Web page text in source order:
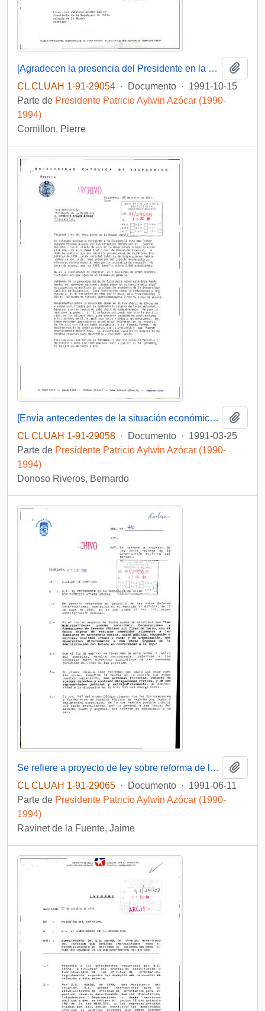
[Agradecen la presencia del Presidente en la Ceremonia Inaugural de la 86a. Conferencia Interparlamentaria]
CL CLUAH 1-91-29054 · Documento · 1991-10-15
Parte de Presidente Patricio Aylwin Azócar (1990-
1994)
Cornillon, Pierre
[Envía antecedentes de la situación económica de la Universidad Católica de Valparaíso]
CL CLUAH 1-91-29058 · Documento · 1991-03-25
Parte de Presidente Patricio Aylwin Azócar (1990-
1994)
Donoso Riveros, Bernardo
Se refiere a proyecto de ley sobre reforma de la Constitución Política del Estado
CL CLUAH 1-91-29065 · Documento · 1991-06-11
Parte de Presidente Patricio Aylwin Azócar (1990-
1994)
Ravinet de la Fuente, Jaime